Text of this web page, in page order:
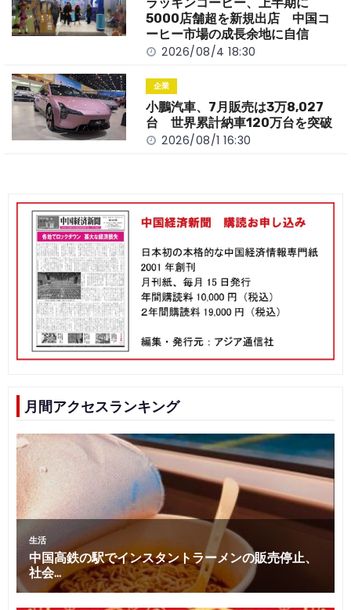
5000店舗超を新規出店 中国コ
ーヒー市場の成長余地に自信
2026/08/4 18:30
企業
小鵬汽車、7月販売は3万8,027
台 世界累計納車120万台を突破
2026/08/1 16:30
月間アクセスランキング